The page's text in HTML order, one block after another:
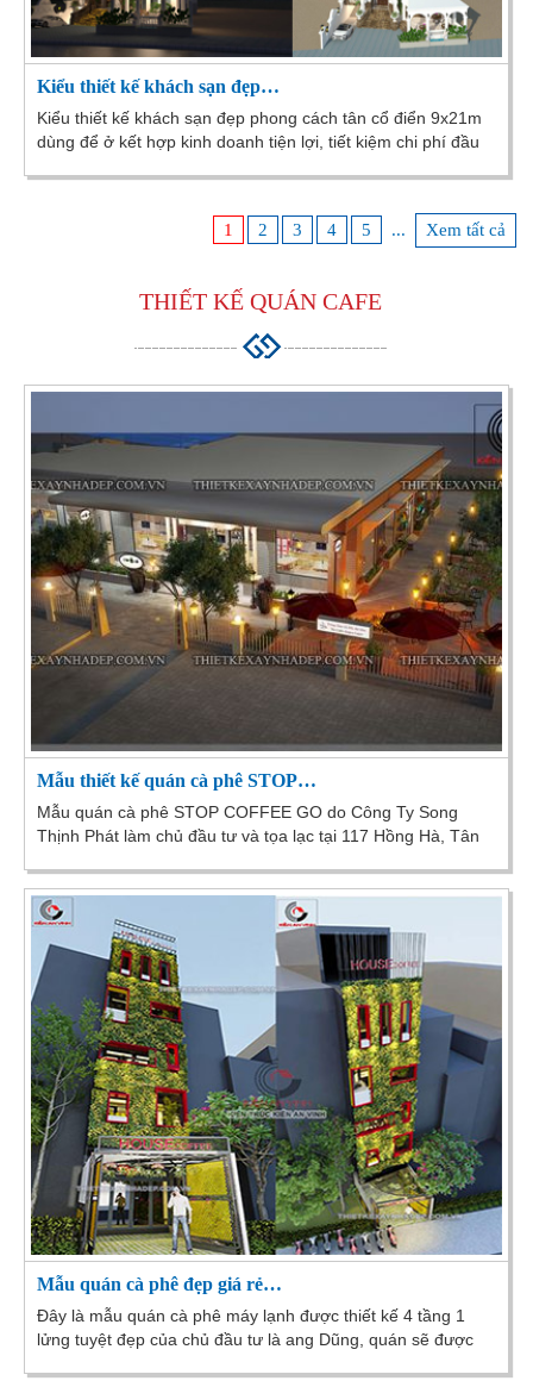
Kiểu thiết kế khách sạn đẹp…
Kiểu thiết kế khách sạn đẹp phong cách tân cổ điển 9x21m
dùng để ở kết hợp kinh doanh tiện lợi, tiết kiệm chi phí đầu
1 2 3 4 5 ... Xem tất cả
THIẾT KẾ QUÁN CAFE
Mẫu thiết kế quán cà phê STOP…
Mẫu quán cà phê STOP COFFEE GO do Công Ty Song
Thịnh Phát làm chủ đầu tư và tọa lạc tại 117 Hồng Hà, Tân
Mẫu quán cà phê đẹp giá rẻ…
Đây là mẫu quán cà phê máy lạnh được thiết kế 4 tầng 1
lửng tuyệt đẹp của chủ đầu tư là ang Dũng, quán sẽ được